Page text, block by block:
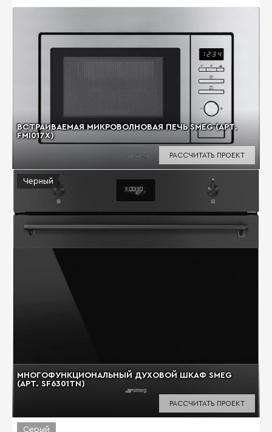
ВСТРАИВАЕМАЯ МИКРОВОЛНОВАЯ ПЕЧЬ SMEG (АРТ.
FMI017X)
РАССЧИТАТЬ ПРОЕКТ
МНОГОФУНКЦИОНАЛЬНЫЙ ДУХОВОЙ ШКАФ SMEG
(АРТ. SF6301TN)
Черный
РАССЧИТАТЬ ПРОЕКТ
Серый